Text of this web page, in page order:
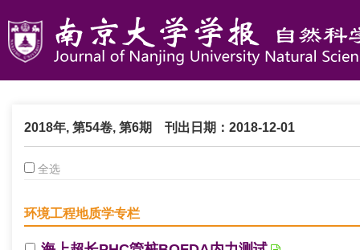
2018年, 第54卷, 第6期 刊出日期：2018-12-01
全选
环境工程地质学专栏